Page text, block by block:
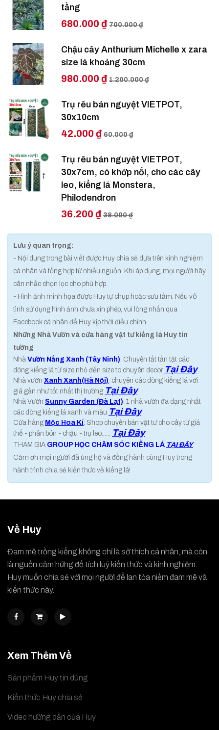
tầng
680.000 ₫ 700.000 ₫
Chậu cây Anthurium Michelle x zara
size lá khoảng 30cm
980.000 ₫ 1.200.000 ₫
Trụ rêu bán nguyệt VIETPOT,
30x10cm
42.000 ₫ 60.000 ₫
Trụ rêu bán nguyệt VIETPOT,
30x7cm, có khớp nối, cho các cây
leo, kiểng lá Monstera,
Philodendron
36.200 ₫ 38.000 ₫
Lưu ý quan trọng:
- Nội dung trong bài viết được Huy chia sẻ dựa trên kinh nghiệm
cá nhân và tổng hợp từ nhiều nguồn. Khi áp dụng, mọi người hãy
cân nhắc chọn lọc cho phù hợp.
- Hình ảnh minh họa được Huy tự chụp hoặc sưu tầm. Nếu vô
tình sử dụng hình ảnh chưa xin phép, vui lòng nhắn qua
Facebook cá nhân để Huy kịp thời điều chỉnh.
Những Nhà Vườn và cửa hàng vật tư kiểng lá Huy tin
tưởng
Nhà Vườn Nắng Xanh (Tây Ninh): Chuyên tất tần tật các
dòng kiểng lá từ size nhỏ đến size to chuyên decor Tại Đây
Nhà vườn Xanh Xanh(Hà Nội): chuyên các dòng kiểng lá với
giá gần như tốt nhất thị trường Tại Đây
Nhà Vườn Sunny Garden (Đà Lạt): 1 nhà vườn đa dạng nhất
các dòng kiểng lá xanh và màu Tại Đây
Cửa hàng Mộc Hoa Kí: Shop chuyên bán vật tư cho cây từ giá
thể - phân bón - chậu - trụ leo......
Tại Đây
THAM GIA GROUP HỌC CHĂM SÓC KIỂNG LÁ TẠI ĐÂY
Cảm ơn mọi người đã ủng hộ và đồng hành cùng Huy trong
hành trình chia sẻ kiến thức về kiểng lá!
Về Huy
Đam mê trồng kiểng không chỉ là sở thích cá nhân, mà còn
là nguồn cảm hứng để tích luỹ kiến thức và kinh nghiệm.
Huy muốn chia sẻ với mọi người để lan tỏa niềm đam mê và
kiến thức này.
Xem Thêm Về
Sản phẩm Huy tin dùng
Kiến thức Huy chia sẻ
Video hướng dẫn của Huy